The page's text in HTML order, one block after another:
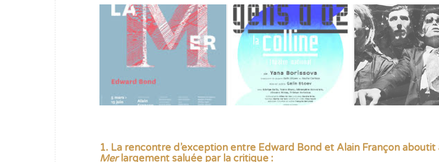
1. La rencontre d’exception entre Edward Bond et Alain Françon aboutit
Merlargement saluée par la critique :